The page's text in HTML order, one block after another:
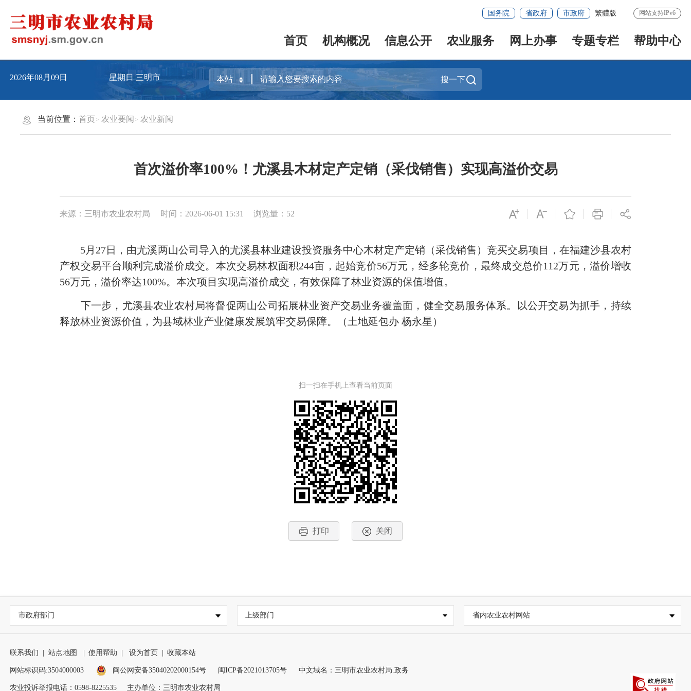
国务院 省政府 市政府 繁體版 网站支持IPv6
首页 机构概况 信息公开 农业服务 网上办事 专题专栏 帮助中心
2026年08月09日 星期日三明市 搜一下
当前位置：首页 农业要闻 农业新闻
首次溢价率100%！尤溪县木材定产定销（采伐销售）实现高溢价交易
来源：三明市农业农村局 时间：2026-06-01 15:31 浏览量：52
5月27日，由尤溪两山公司导入的尤溪县林业建设投资服务中心木材定产定销（采伐销售）竞买交易项目，在福建沙县农村
产权交易平台顺利完成溢价成交。本次交易林权面积244亩，起始竞价56万元，经多轮竞价，最终成交总价112万元，溢价增收
56万元，溢价率达100%。本次项目实现高溢价成交，有效保障了林业资源的保值增值。
下一步，尤溪县农业农村局将督促两山公司拓展林业资产交易业务覆盖面，健全交易服务体系。以公开交易为抓手，持续
释放林业资源价值，为县域林业产业健康发展筑牢交易保障。（土地延包办 杨永星）
扫一扫在手机上查看当前页面
打印 关闭
市政府部门 上级部门 省内农业农村网站
联系我们 | 站点地图 | 使用帮助 | 设为首页 | 收藏本站
网站标识码:3504000003 闽公网安备35040202000154号 闽ICP备2021013705号 中文域名：三明市农业农村局.政务
农业投诉举报电话：0598-8225535 主办单位：三明市农业农村局